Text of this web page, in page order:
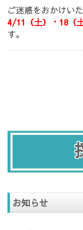
ご迷惑をおかけい
4/11（土）・18（
す。
お知らせ